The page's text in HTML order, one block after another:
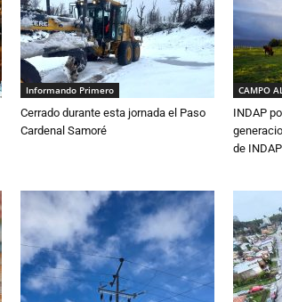
Informando Primero
Cerrado durante esta jornada el Paso
Cardenal Samoré
CAMPO
INDAP
de INDAP